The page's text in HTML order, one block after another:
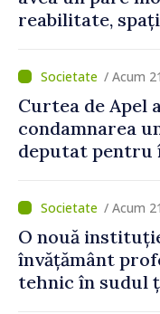
reabilitate,
/ Acum
Curtea de Apel
condamnarea
deputat pentru
statului peste
de lei
/ Acum
O nouă
învățământ
tehnic în sudul